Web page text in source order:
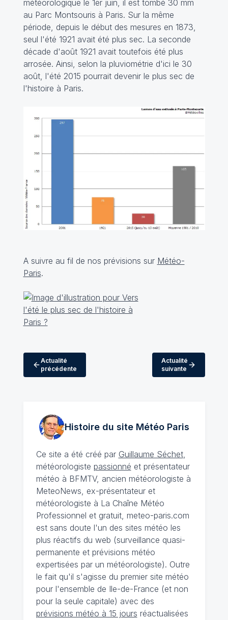
météorologique le 1er juin, il est tombé 30 mm
au Parc Montsouris à Paris. Sur la même
période, depuis le début des mesures en 1873,
seul l'été 1921 avait été plus sec. La seconde
décade d'août 1921 avait toutefois été plus
arrosée. Ainsi, selon la pluviométrie d'ici le 30
août, l'été 2015 pourrait devenir le plus sec de
l'histoire à Paris.
A suivre au fil de nos prévisions sur Météo-
Paris.
Actualité
précédente
Actualité
suivante
Histoire du site MétéoParis
Ce site a été créé par Guillaume Séchet,
météorologiste passionné et présentateur
météo à BFMTV, ancien météorologiste à
MeteoNews, ex-présentateur et
météorologiste à La Chaîne Météo
Professionnel et gratuit, meteo-paris.com
est sans doute l'un des sites météo les
plus réactifs du web (surveillance quasi-
permanente et prévisions météo
expertisées par un météorologiste). Outre
le fait qu'il s'agisse du premier site météo
pour l'ensemble de Ile-de-France (et non
pour la seule capitale) avec des
prévisions météo à 15 jours réactualisées